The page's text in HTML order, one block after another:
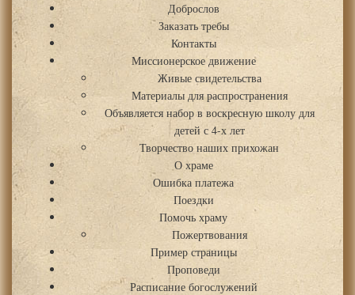
Доброслов
Заказать требы
Контакты
Миссионерское движение
Живые свидетельства
Материалы для распространения
Объявляется набор в воскресную школу для
детей с 4-х лет
Творчество наших прихожан
О храме
Ошибка платежа
Поездки
Помочь храму
Пожертвования
Пример страницы
Проповеди
Расписание богослужений